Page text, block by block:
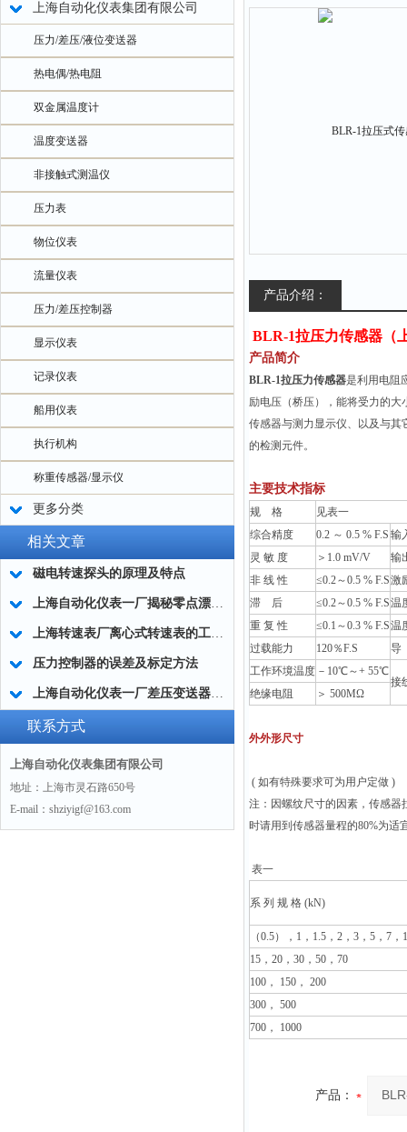
上海自动化仪表集团有限公司
压力/差压/液位变送器
热电偶/热电阻
双金属温度计
温度变送器
非接触式测温仪
压力表
物位仪表
流量仪表
压力/差压控制器
显示仪表
记录仪表
船用仪表
执行机构
称重传感器/显示仪
更多分类
相关文章
磁电转速探头的原理及特点
上海自动化仪表一厂揭秘零点漂移的原因和解决办法
上海转速表厂离心式转速表的工作原理和使用方法
压力控制器的误差及标定方法
上海自动化仪表一厂差压变送器导压管排污时要注意哪些问题
联系方式
上海自动化仪表集团有限公司
地址：上海市灵石路650号
E-mail：shziyigf@163.com
产品介绍：
BLR-1拉压力传感器（
产品简介
BLR-1拉压力传感器是利用电阻
励电压（桥压），能将受力的
传感器与测力显示仪、以及与其
的检测元件。
主要技术指标
规 格
见表一
综合精度
0.2 ～ 0.5 % F.S 输
灵 敏 度
＞1.0 mV/V
输
非 线 性
≤0.2～0.5 % F.S激
滞 后
≤0.2～0.5 % F.S温
重 复 性
≤0.1～0.3 % F.S温
过载能力
120％F.S
导
工作环境温度 －10℃～+ 55℃
接
绝缘电阻
＞ 500ΜΩ
外外形尺寸
( 如有特殊要求可为用户定做 )
注：因螺纹尺寸的因素，传感器
时请用到传感器量程的80%为适
表
系 列 规 格 (kN)
（0.5），1，1.5，2，3，5，7，
15，20，30，50，70
100， 150， 200
300， 500
700， 1000
产品：